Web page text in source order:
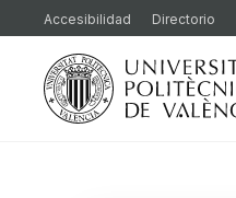
Accesibilidad Directorio